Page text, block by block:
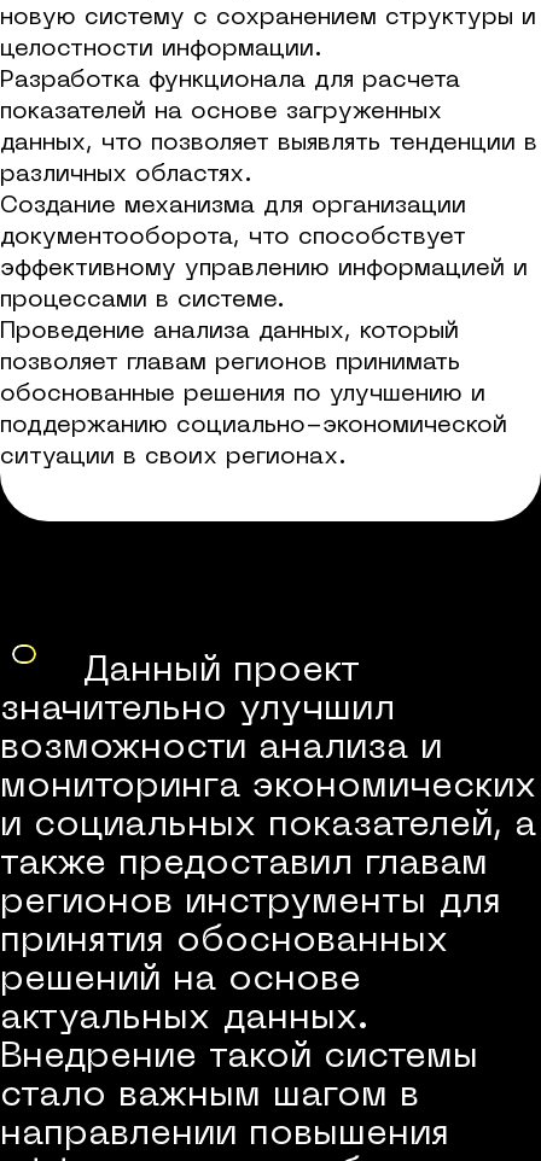
новую систему с сохранением структуры и
целостности информации.
Разработка функционала для расчета
показателей на основе загруженных
данных, что позволяет выявлять тенденции в
различных областях.
Создание механизма для организации
документооборота, что способствует
эффективному управлению информацией и
процессами в системе.
Проведение анализа данных, который
позволяет главам регионов принимать
обоснованные решения по улучшению и
поддержанию социально-экономической
ситуации в своих регионах.
Данный проект
значительно улучшил
возможности анализа и
мониторинга экономических
и социальных показателей, а
также предоставил главам
регионов инструменты для
принятия обоснованных
решений на основе
актуальных данных.
Внедрение такой системы
стало важным шагом в
направлении повышения